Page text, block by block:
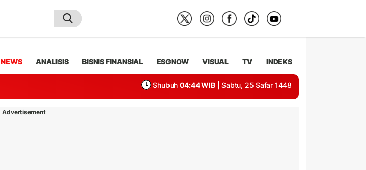
NEWS ANALISIS BISNIS FINANSIAL ESGNOW VISUAL TV INDEKS
Shubuh 04:44 WIB | Sabtu, 25 Safar 1448
Advertisement